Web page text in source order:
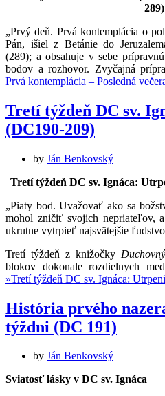
289)
„Prvý deň. Prvá kontemplácia o
Pán, išiel z Betánie do
(289); a obsahuje v sebe
bodov a rozhovor. Zvyčajná
Prvá kontemplácia – Posledná
Tretí týždeň DC sv.
(DC190-209)
by Ján Benkovský
Tretí týždeň DC sv. Ignáca:
„Piaty bod. Uvažovať ako sa
mohol zničiť svojich nepriateľov,
ukrutne vytrpieť najsvätejšie
Tretí týždeň z knižočky
blokov dokonale rozdielnych
»Tretí týždeň DC sv. Ignáca:
História prvého
týždni (DC 191)
by Ján Benkovský
Sviatosť lásky v DC sv. Ignáca